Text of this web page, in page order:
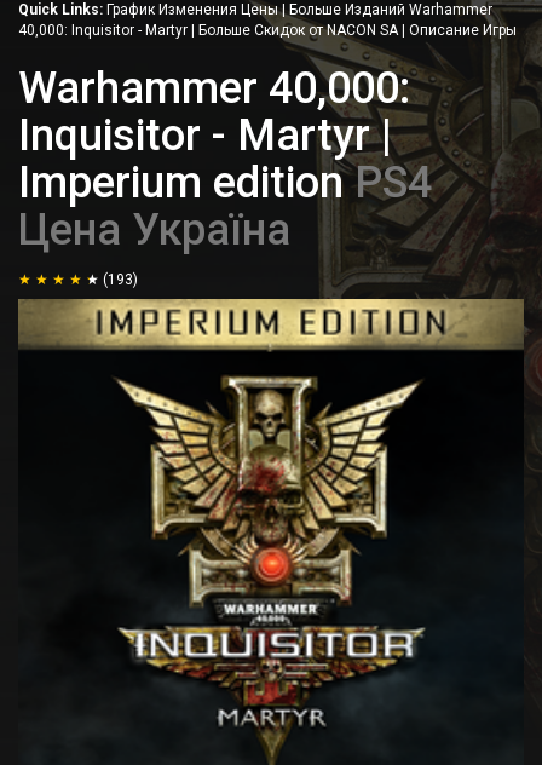
Quick Links: График Изменения Цены | Больше Изданий Warhammer
40,000: Inquisitor - Martyr
Больше Скидок от NACON SA Описание Игры
Warhammer 40,000:
Inquisitor - Martyr |
Imperium editionPS4
Цена Україна
(193)